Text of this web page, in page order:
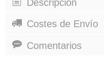
Descripción
Costes de Envío
Comentarios